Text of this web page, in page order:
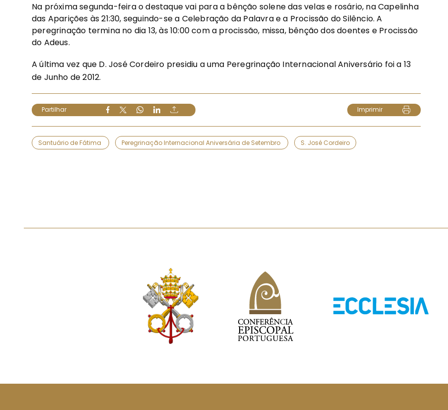
Na próxima segunda-feira o destaque vai para a bênção solene das velas e rosário, na Capelinha
das Aparições às 21:30, seguindo-se a Celebração da Palavra e a Procissão do Silêncio. A
peregrinação termina no dia 13, às 10:00 com a procissão, missa, bênção dos doentes e Procissão
do Adeus.
A última vez que D. José Cordeiro presidiu a uma Peregrinação Internacional Aniversário foi a 13
de Junho de 2012.
Partilhar Imprimir
Santuário de Fátima Peregrinação Internacional Aniversária de Setembro S. José Cordeiro